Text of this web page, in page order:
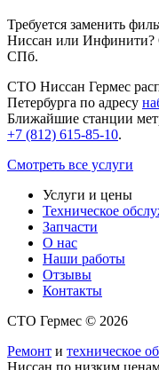
Требуется заменить
Ниссан или Инфинити?
СПб.
СТО Ниссан Гермес
Петербурга по адресу
Ближайшие станции
+7 (812) 615-85-10.
Смотреть все услуги
Услуги и цены
Техническое
Запчасти
О нас
Наши работы
Отзывы
Контакты
СТО Гермес © 2026
Ремонт и техническое
Ниссан по низким